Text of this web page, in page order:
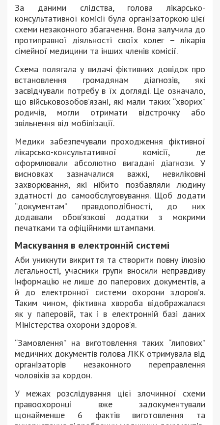
За даними слідства, голова лікарсько-
консультативної комісії була організаторкою цієї
схеми незаконного збагачення. Вона залучила до
протиправної діяльності своїх колег – лікарів
сімейної медицини та інших членів комісії.
Схема полягала у видачі фіктивних довідок про
встановлення громадянам діагнозів, які
засвідчували потребу в їх догляді. Це означало,
що військовозобов’язані, які мали таких “хворих”
родичів, могли отримати відстрочку або
звільнення від мобілізації.
Медики забезпечували проходження фіктивної
лікарсько-консультативної комісії, де
оформлювали абсолютно вигадані діагнози. У
висновках зазначалися важкі, невиліковні
захворювання, які нібито позбавляли людину
здатності до самообслуговування. Щоб додати
“документам” правдоподібності, до них
додавали обов’язкові додатки з мокрими
печатками та офіційними штампами.
Маскування в електронній системі
Аби уникнути викриття та створити повну ілюзію
легальності, учасники групи вносили неправдиву
інформацію не лише до паперових документів, а
й до електронної системи охорони здоров’я.
Таким чином, фіктивна хвороба відображалася
як у паперовій, так і в електронній базі даних
Міністерства охорони здоров’я.
“Замовлення” на виготовлення таких “липових”
медичних документів голова ЛКК отримувала від
організаторів незаконного переправлення
чоловіків за кордон.
У межах розслідування цієї злочинної схеми
правоохоронці вже задокументували
щонайменше 6 фактів виготовлення та